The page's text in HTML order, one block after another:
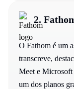
2.
O Fathom é um
transcreve,
Meet e Microsoft
um dos planos